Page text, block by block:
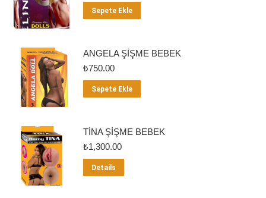
Sepete Ekle
ANGELA ŞİŞME BEBEK
₺750.00
Sepete Ekle
TİNA ŞİŞME BEBEK
₺1,300.00
Details